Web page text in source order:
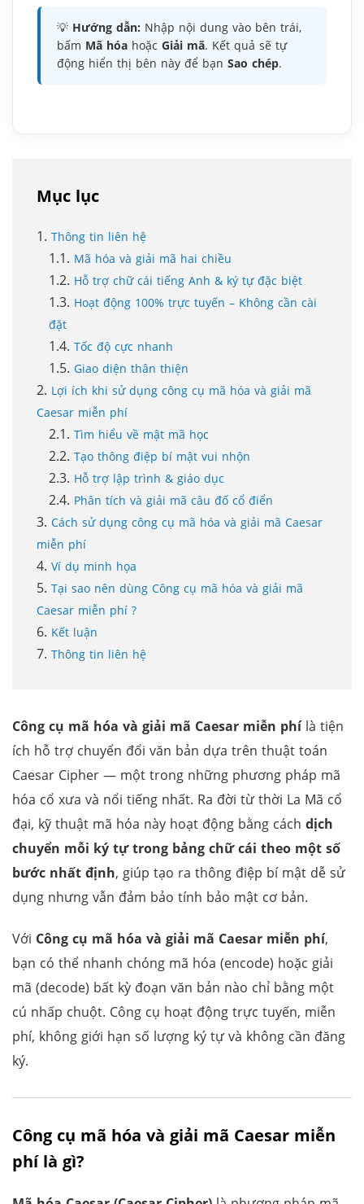
💡 Hướng dẫn: Nhập nội dung vào bên trái,
bấm Mã hóa hoặc Giải mã. Kết quả sẽ tự
động hiển thị bên này để bạn Sao chép.
Mục lục
Thông tin liên hệ
Mã hóa và giải mã hai chiều
Hỗ trợ chữ cái tiếng Anh & ký tự đặc biệt
Hoạt động 100% trực tuyến – Không cần cài
đặt
Tốc độ cực nhanh
Giao diện thân thiện
Lợi ích khi sử dụng công cụ mã hóa và giải mã
Caesar miễn phí
Tìm hiểu về mật mã học
Tạo thông điệp bí mật vui nhộn
Hỗ trợ lập trình & giáo dục
Phân tích và giải mã câu đố cổ điển
Cách sử dụng công cụ mã hóa và giải mã Caesar
miễn phí
Ví dụ minh họa
Tại sao nên dùng Công cụ mã hóa và giải mã
Caesar miễn phí ?
Kết luận
Thông tin liên hệ
Công cụ mã hóa và giải mã Caesar miễn phílà tiện
ích hỗ trợ chuyển đổi văn bản dựa trên thuật toán
Caesar Cipher — một trong những phương pháp mã
hóa cổ xưa và nổi tiếng nhất. Ra đời từ thời La Mã cổ
đại, kỹ thuật mã hóa này hoạt động bằng cách dịch
chuyển mỗi ký tự trong bảng chữ cái theo một số
bước nhất định, giúp tạo ra thông điệp bí mật dễ sử
dụng nhưng vẫn đảm bảo tính bảo mật cơ bản.
Với Công cụ mã hóa và giải mã Caesar miễn phí,
bạn có thể nhanh chóng mã hóa (encode) hoặc giải
mã (decode) bất kỳ đoạn văn bản nào chỉ bằng một
cú nhấp chuột. Công cụ hoạt động trực tuyến, miễn
phí, không giới hạn số lượng ký tự và không cần đăng
ký.
Công cụ mã hóa và giải mã Caesar miễn
phí là gì?